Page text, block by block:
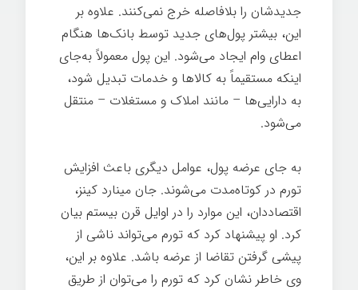
جدیدشان را بلافاصله خرج نمی‌کنند. علاوه بر
این، بیشتر پول‌های جدید توسط بانک‌ها هنگام
اعطای وام ایجاد می‌شود. این پول معمولاً به‌جای
اینکه مستقیماً به کالاها و خدمات تبدیل شود،
به دارایی‌ها – مانند املاک و مستغلات – منتقل
می‌شود.
به جای عرضه پول، عوامل دیگری باعث افزایش
تورم در کوتاه‌مدت می‌شوند. جان مینارد کینز،
اقتصاددان، این موارد را در اوایل قرن بیستم بیان
کرد. او پیشنهاد کرد که تورم می‌تواند ناشی از
پیشی گرفتن تقاضا از عرضه باشد. علاوه بر این،
وی خاطر نشان کرد که تورم را می‌توان از طریق